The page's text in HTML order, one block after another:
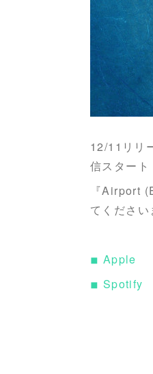
12/11リリ
信スタート
『Airport
てください
◾︎ Apple
◾︎ Spotify